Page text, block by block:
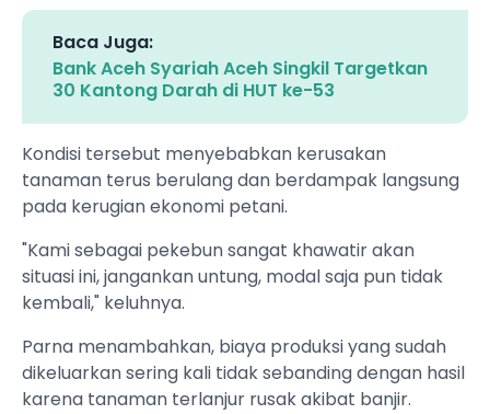
Baca Juga:
Bank Aceh Syariah Aceh Singkil Targetkan
30 Kantong Darah di HUT ke-53
Kondisi tersebut menyebabkan kerusakan
tanaman terus berulang dan berdampak langsung
pada kerugian ekonomi petani.
"Kami sebagai pekebun sangat khawatir akan
situasi ini, jangankan untung, modal saja pun tidak
kembali," keluhnya.
Parna menambahkan, biaya produksi yang sudah
dikeluarkan sering kali tidak sebanding dengan hasil
karena tanaman terlanjur rusak akibat banjir.